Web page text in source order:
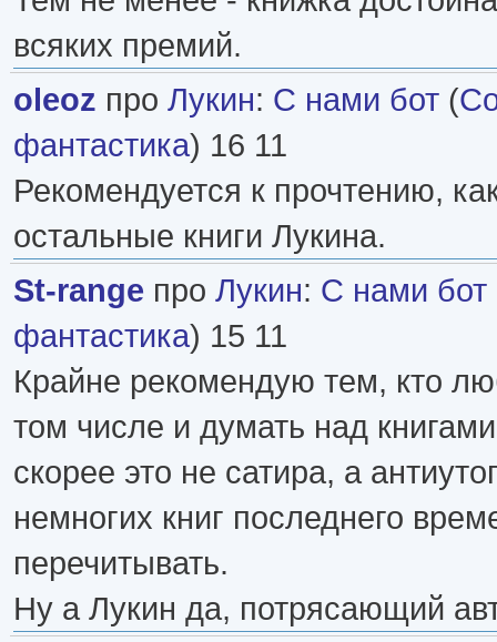
всяких премий.
oleoz про Лукин: С нами бот (
фантастика) 16 11
Рекомендуется к прочтению,
остальные книги Лукина.
St-range про Лукин: С нами бот
фантастика) 15 11
Крайне рекомендую тем, кто
том числе и думать над
скорее это не сатира, а
немногих книг последнего
перечитывать.
Ну а Лукин да, потрясающий